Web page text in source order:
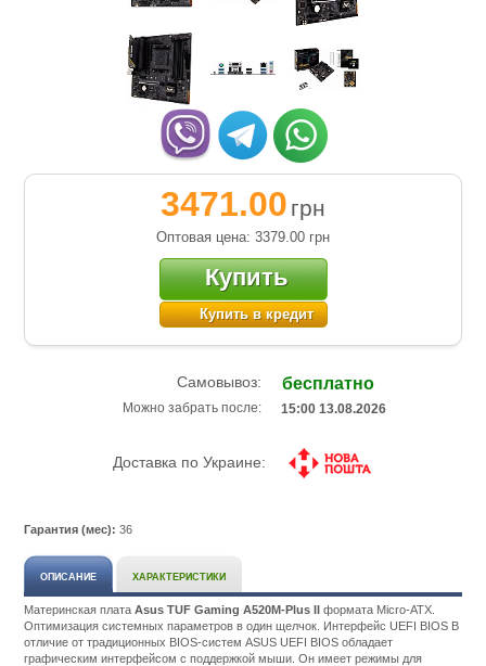
3471.00 грн
Оптовая цена: 3379.00 грн
Купить
Купить в кредит
Самовывоз: бесплатно
Можно забрать после: 15:00 13.08.2026
Доставка по Украине:
Гарантия (мес): 36
ОПИСАНИЕ ХАРАКТЕРИСТИКИ
Материнская платаAsus TUF Gaming A520M-Plus II формата Micro-ATX.
Оптимизация системных параметров в один щелчок. Интерфейс UEFI BIOS В
отличие от традиционных BIOS-систем ASUS UEFI BIOS обладает
графическим интерфейсом с поддержкой мыши. Он имеет режимы для